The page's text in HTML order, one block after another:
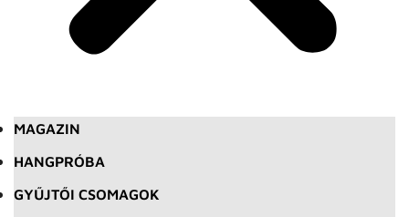
MAGAZIN
HANGPRÓBA
GYŰJTŐI CSOMAGOK